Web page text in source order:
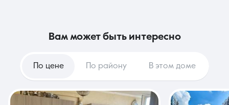
вам может быть интересно
По цене По району В этом доме